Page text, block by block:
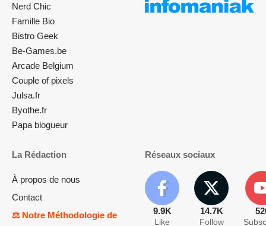
Nerd Chic
Famille Bio
Bistro Geek
Be-Games.be
Arcade Belgium
Couple of pixels
Julsa.fr
Byothe.fr
Papa blogueur
La Rédaction
À propos de nous
Contact
⚖️ Notre Méthodologie de
Réseaux sociaux
9.9K
Like
14.7K
Follow